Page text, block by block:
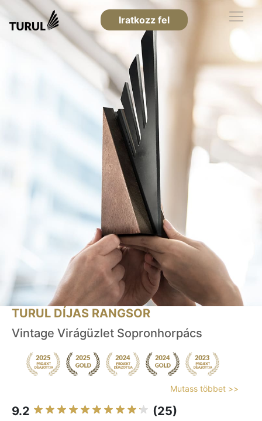
Iratkozz fel
TURUL DÍJAS RANGSOR
Vintage Virágüzlet Sopronhorpács
Mutass többet >>
9.2 (25)